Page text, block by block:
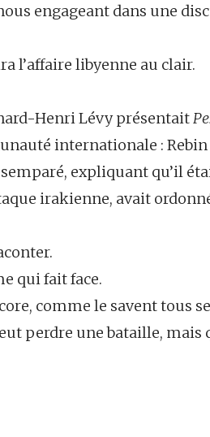
engageant dans une
l’affaire libyenne au clair.
Henri Lévy présentait
internationale :
expliquant qu’il
irakienne, avait
qui fait face.
comme le savent tous
perdre une bataille, mais